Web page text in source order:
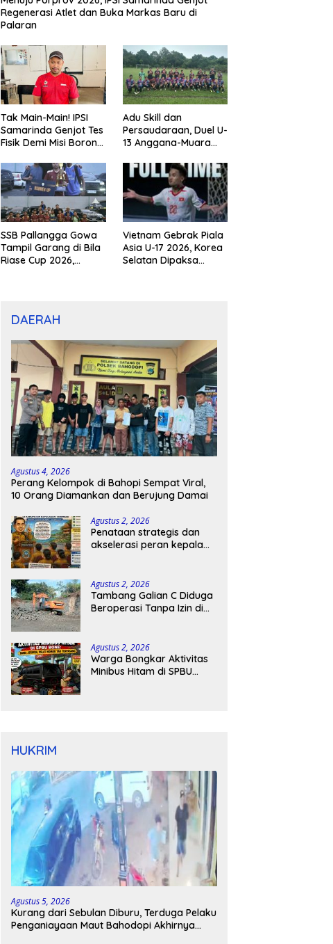
Regenerasi Atlet dan Buka Markas Baru di
Palaran
Tak Main-Main! IPSI
Samarinda Genjot Tes
Fisik Demi Misi Borong
Kaltim 2026
Adu Skill dan
Persaudaraan, Duel U-
13 Anggana-Muara
Meriah
SSB Pallangga Gowa
Tampil Garang di Bila
Riase Cup 2026,
Vietnam Gebrak Piala
Asia U-17 2026, Korea
Selatan Dipaksa
DAERAH
Agustus 4, 2026
Perang Kelompok di Bahopi Sempat Viral,
10 Orang Diamankan dan Berujung Damai
Agustus 2, 2026
Penataan strategis dan
akselerasi peran kepala
Agustus 2, 2026
Tambang Galian C Diduga
Beroperasi Tanpa Izin di
Tangan
Agustus 2, 2026
Warga Bongkar Aktivitas
Minibus Hitam di SPBU
HUKRIM
Agustus 5, 2026
Kurang dari Sebulan Diburu, Terduga Pelaku
Penganiayaan Maut Bahodopi Akhirnya